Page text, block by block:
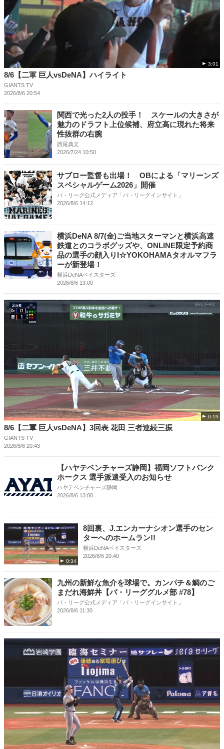
3:01
8/6【二軍 巨人vsDeNA】ハイライト
GIANTS TV
2026/8/6 20:54
関西で光った2人の投手！ スケールの大きさが
魅力のドラフト上位候補、府立高に現れた将来
性抜群の右腕
西尾典文
2026/7/24 10:50
サブロー監督も出場！ OBによる「マリーンズ
スペシャルゲーム2026」開催
パ・リーグ公式メディア「パ・リーグインサイト」
2026/8/6 14:12
横浜DeNA 8/7(金)ご当地スターマンと横浜高速
鉄道とのコラボグッズや、ONLINE限定予約商
品の選手の顔入りI☆YOKOHAMAタオルマフラ
ーが新登場！
横浜DeNAベイスターズ
2026/8/6 13:00
0:19
8/6【二軍 巨人vsDeNA】3回表 花田 三者連続三振
GIANTS TV
2026/8/6 20:43
【ハヤテベンチャーズ静岡】福岡ソフトバンク
ホークス 選手派遣受入のお知らせ
ハヤテベンチャーズ静岡
2026/8/6 13:00
0:34
8回裏、J.エンカーナシオン選手のセン
ターへのホームラン!!
横浜DeNAベイスターズ
2026/8/6 20:40
九州の新鮮な魚介を球場で。カンパチ＆鯛のご
まだれ海鮮丼【パ・リーググルメ部 #78】
パ・リーグ公式メディア「パ・リーグインサイト」
2026/8/6 11:30